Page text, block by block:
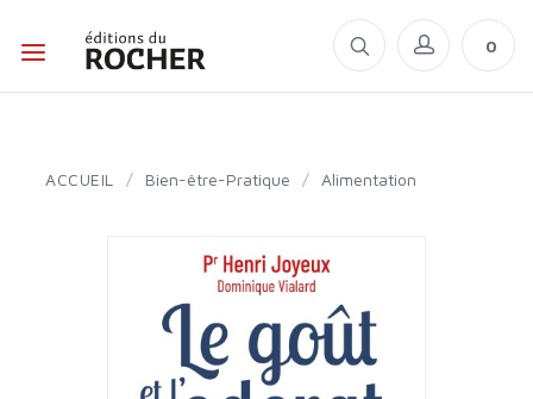
0
ACCUEIL / Bien-être-Pratique / Alimentation